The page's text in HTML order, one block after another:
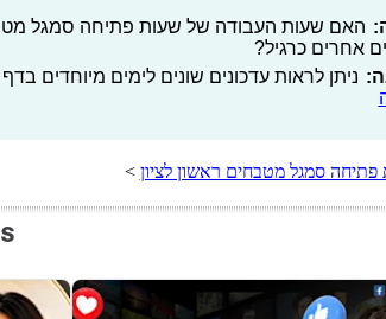
האם שעות העבודה של שעות פתיחה סמגל
אחרים כרגיל?
ניתן לראות עדכונים שונים לימים מיוחדים
פתיחה סמגל מטבחים ראשון לציון >